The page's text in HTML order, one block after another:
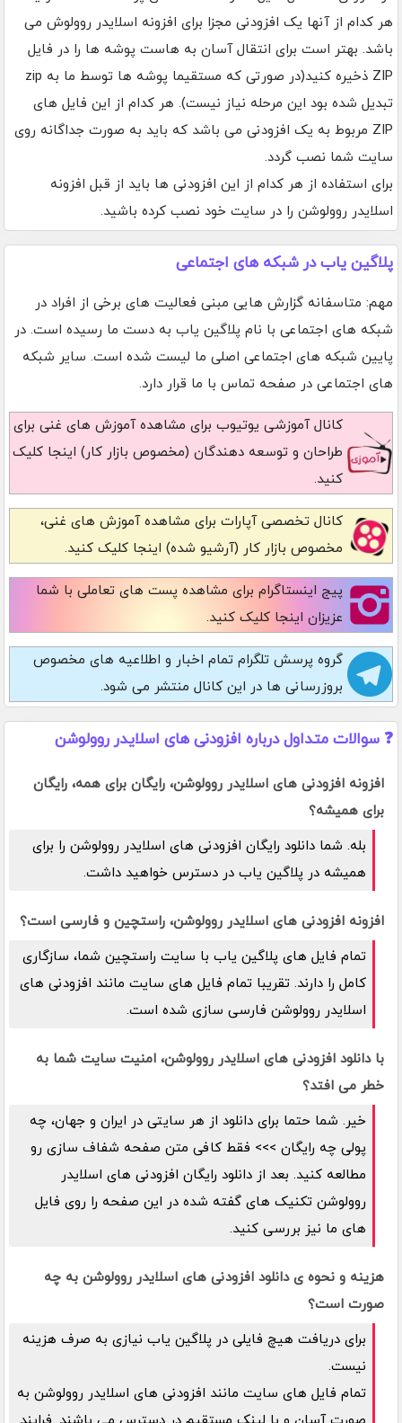
هر کدام از آنها یک افزودنی مجزا برای افزونه اسلایدر روولوش می
باشد. بهتر است برای انتقال آسان به هاست پوشه ها را در فایل
ZIP ذخیره کنید(در صورتی که مستقیما پوشه ها توسط ما به zip
تبدیل شده بود این مرحله نیاز نیست). هر کدام از این فایل های
ZIP مربوط به یک افزودنی می باشد که باید به صورت جداگانه روی
سایت شما نصب گردد.
برای استفاده از هر کدام از این افزودنی ها باید از قبل افزونه
اسلایدر روولوشن را در سایت خود نصب کرده باشید.
پلاگین یاب در شبکه های اجتماعی
مهم: متاسفانه گزارش هایی مبنی فعالیت های برخی از افراد در
شبکه های اجتماعی با نام پلاگین یاب به دست ما رسیده است. در
پایین شبکه های اجتماعی اصلی ما لیست شده است. سایر شبکه
های اجتماعی در صفحه تماس با ما قرار دارد.
کانال آموزشی یوتیوب برای مشاهده آموزش های غنی برای
طراحان و توسعه دهندگان (مخصوص بازار کار) اینجا کلیک
کنید.
کانال تخصصی آپارات برای مشاهده آموزش های غنی،
مخصوص بازار کار (آرشیو شده) اینجا کلیک کنید.
پیج اینستاگرام برای مشاهده پست های تعاملی با شما
عزیزان اینجا کلیک کنید.
گروه پرسش تلگرام تمام اخبار و اطلاعیه های مخصوص
بروزرسانی ها در این کانال منتشر می شود.
❓ سوالات متداول درباره افزودنی های اسلایدر روولوشن
افزونه افزودنی های اسلایدر روولوشن، رایگان برای همه، رایگان
برای همیشه؟
بله. شما دانلود رایگان افزودنی های اسلایدر روولوشن را برای
همیشه در پلاگین یاب در دسترس خواهید داشت.
افزونه افزودنی های اسلایدر روولوشن، راستچین و فارسی است؟
تمام فایل های پلاگین یاب با سایت راستچین شما، سازگاری
کامل را دارند. تقریبا تمام فایل های سایت مانند افزودنی های
اسلایدر روولوشن فارسی سازی شده است.
با دانلود افزودنی های اسلایدر روولوشن، امنیت سایت شما به
خطر می افتد؟
خیر. شما حتما برای دانلود از هر سایتی در ایران و جهان، چه
پولی چه رایگان >>> فقط کافی متن صفحه شفاف سازی رو
مطالعه کنید. بعد از دانلود رایگان افزودنی های اسلایدر
روولوشن تکنیک های گفته شده در این صفحه را روی فایل
های ما نیز بررسی کنید.
هزینه و نحوه ی دانلود افزودنی های اسلایدر روولوشن به چه
صورت است؟
برای دریافت هیچ فایلی در پلاگین یاب نیازی به صرف هزینه
نیست.
تمام فایل های سایت مانند افزودنی های اسلایدر روولوشن به